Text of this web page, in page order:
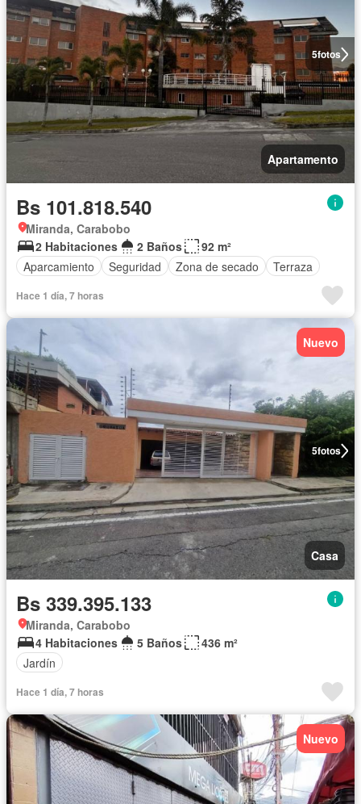
5fotos
Apartamento
Bs 101.818.540
Miranda, Carabobo
2 Habitaciones
2 Baños
92 m²
Aparcamiento
Seguridad Zona de secado Terraza
Hace 1 día, 7 horas
5fotos
Nuevo
Casa
Bs 339.395.133
Miranda, Carabobo
4 Habitaciones
5 Baños
436 m²
Jardín
Hace 1 día, 7 horas
Nuevo